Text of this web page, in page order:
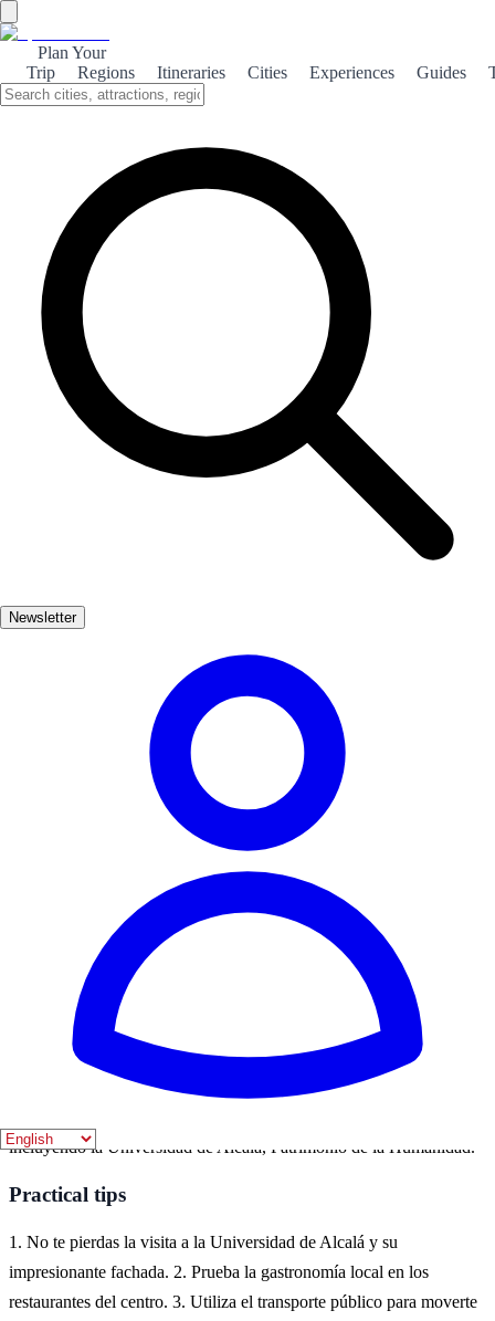
Plan Your
Trip
Regions Itineraries Cities Experiences Guides
Newsletter
Explore the rich UNESCO heritage of Alcalá de Henares, a city that
beautifully blends history, culture, and architectural marvels.
About the theme
Alcalá de Henares, the birthplace of Miguel de Cervantes, is a city
steeped in history and recognized as a UNESCO World Heritage
site. Its well-preserved medieval architecture and vibrant cultural
scene make it a must-visit destination. The city's historic center
showcases stunning landmarks, including the University of Alcalá,
which dates back to the 15th century. This institution not only
played a pivotal role in Spanish education but also contributed to the
cultural renaissance of the region. Visitors can stroll through the
picturesque streets, admire the intricate facades, and immerse
offers a unique glimpse into Spain's rich past, making it an
3-7 díasMedio FácilApto
Interior
La mejor época para visitar Alcalá de Henares es durante la
primavera y el verano, cuando el clima es agradable y se celebran
numerosos festivales culturales. Los meses de abril a septiembre
ofrecen una gran variedad de actividades al aire libre.
Where to experience it
Alcalá de Henares, situada a unos 35 kilómetros de Madrid, es el
lugar ideal para experimentar el patrimonio UNESCO. Aquí se
incluyendo la Universidad de Alcalá, Patrimonio de la Humanidad.
Practical tips
1. No te pierdas la visita a la Universidad de Alcalá y su
impresionante fachada. 2. Prueba la gastronomía local en los
restaurantes del centro. 3. Utiliza el transporte público para moverte